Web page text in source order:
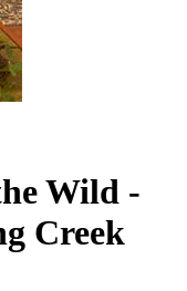
Wild -
Creek